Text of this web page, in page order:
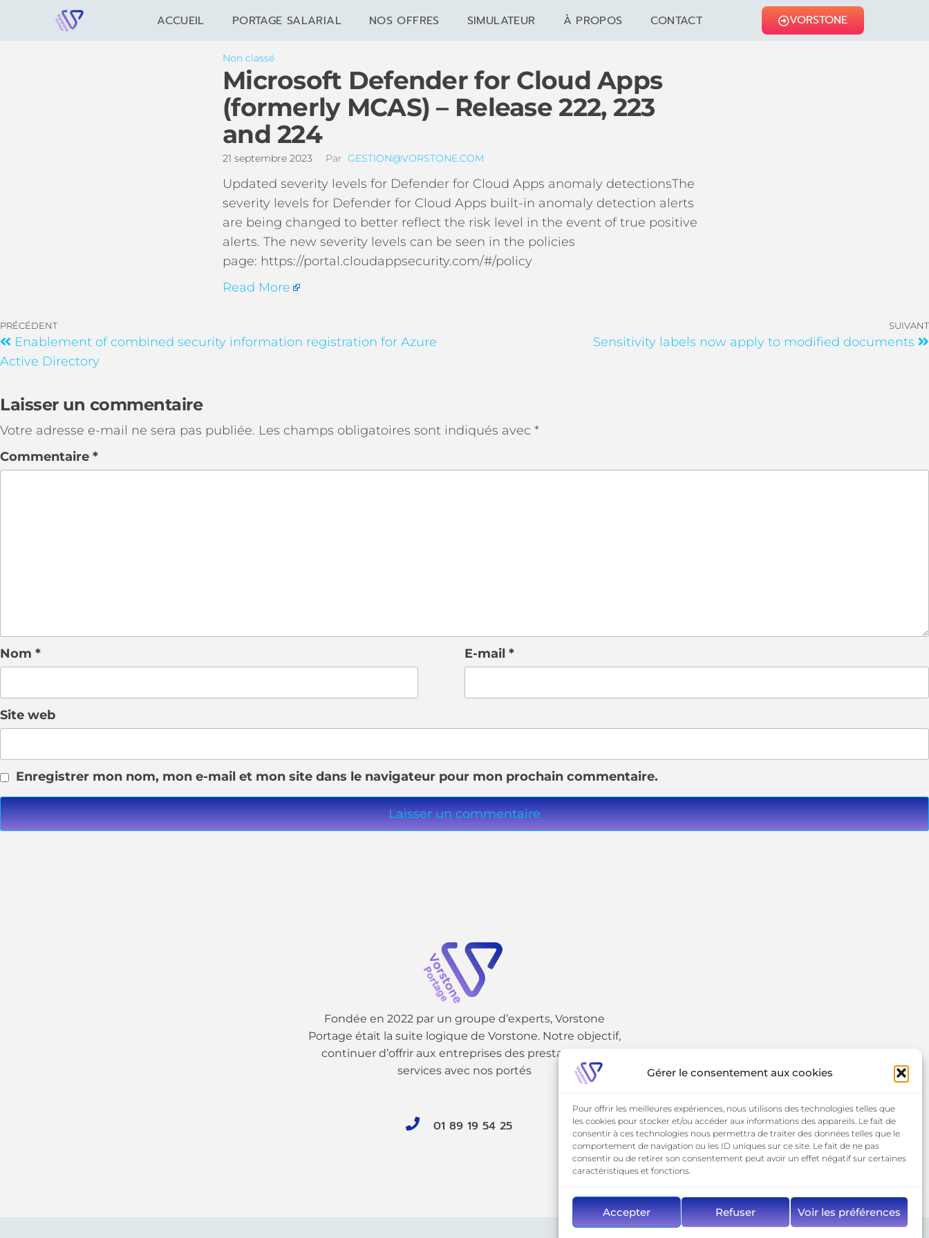
Gérer le consentement aux cookies
Pour offrir les meilleures expériences, nous utilisons des technologies telles que
les cookies pour stocker et/ou accéder aux informations des appareils. Le fait de
consentir à ces technologies nous permettra de traiter des données telles que le
comportement de navigation ou les ID uniques sur ce site. Le fait de ne pas
consentir ou de retirer son consentement peut avoir un effet négatif sur certaines
caractéristiques et fonctions.
Accepter Refuser Voir les préférences
ACCUEIL PORTAGE SALARIAL NOS OFFRES SIMULATEUR À PROPOS CONTACT VORSTONE
Non classé
Microsoft Defender for Cloud Apps
(formerly MCAS) – Release 222, 223
and 224
21 septembre 2023 Par GESTION@VORSTONE.COM
Updated severity levels for Defender for Cloud Apps anomaly detectionsThe
severity levels for Defender for Cloud Apps built-in anomaly detection alerts
are being changed to better reflect the risk level in the event of true positive
alerts. The new severity levels can be seen in the policies
page: https://portal.cloudappsecurity.com/#/policy
Read More
PRÉCÉDENT
Enablement of combined security information registration for Azure
Active Directory
SUIVANT
Sensitivity labels now apply to modified documents
Laisser un commentaire
Votre adresse e-mail ne sera pas publiée. Les champs obligatoires sont indiqués avec *
Commentaire *
Nom * E-mail *
Site web
Enregistrer mon nom, mon e-mail et mon site dans le navigateur pour mon prochain commentaire.
Fondée en 2022 par un groupe d’experts, Vorstone
Portage était la suite logique de Vorstone. Notre objectif,
continuer d’offrir aux entreprises des prestations de
services avec nos portés
01 89 19 54 25